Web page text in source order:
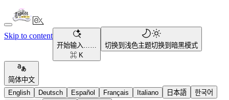
Skip to content
开始输入……
⌘ K
切换到浅色主题切换到暗黑模式
简体中文
English
Deutsch Español Français Italiano 日本語
한국어